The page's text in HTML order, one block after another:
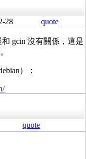
28 quote
gcin 沒有關係，這是
）：
quote